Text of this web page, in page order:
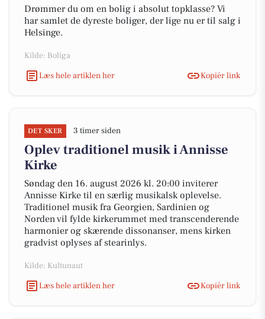
Drømmer du om en bolig i absolut topklasse? Vi
har samlet de dyreste boliger, der lige nu er til salg i
Helsinge.
Kilde: Boliga
Læs hele artiklen her
Kopiér link
DET SKER 3 timer siden
Oplev traditionel musik i Annisse
Kirke
Søndag den 16. august 2026 kl. 20:00 inviterer
Annisse Kirke til en særlig musikalsk oplevelse.
Traditionel musik fra Georgien, Sardinien og
Norden vil fylde kirkerummet med transcenderende
harmonier og skærende dissonanser, mens kirken
gradvist oplyses af stearinlys.
Kilde: Kultunaut
Læs hele artiklen her
Kopiér link